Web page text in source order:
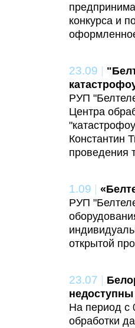
конкурса и
23.09 |
РУП
Центра
Константин
проведения
1.09 |
РУП
открытой
23.07 |
На период с
обработки